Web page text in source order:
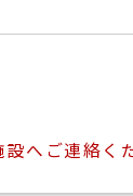
へご連絡く